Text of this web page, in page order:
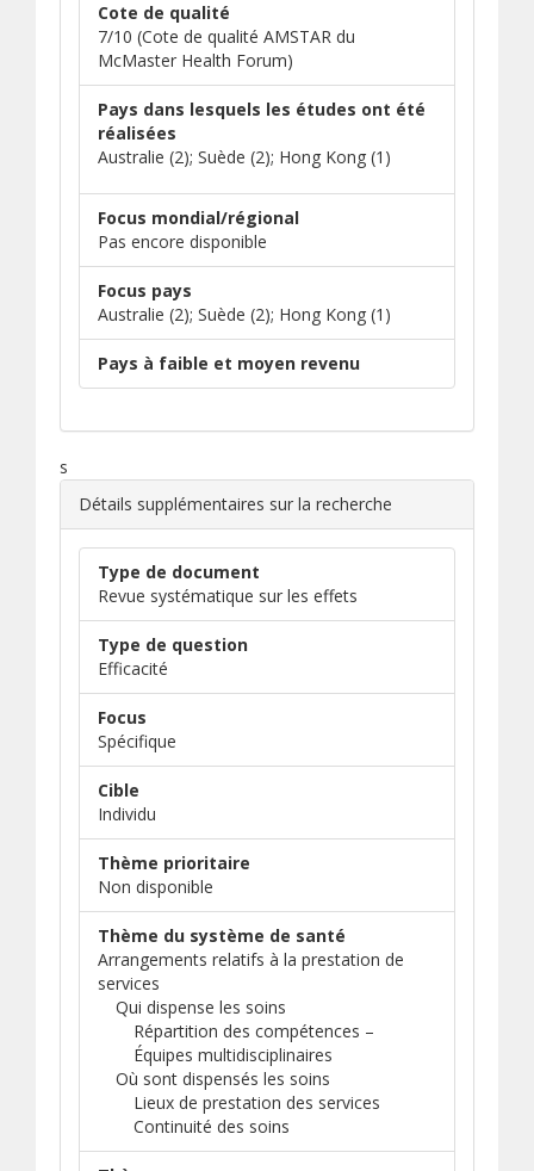
Cote de qualité
7/10 (Cote de qualité AMSTAR du
McMaster Health Forum)
Pays dans lesquels les études ont été
réalisées
Australie (2); Suède (2); Hong Kong (1)
Focus mondial/régional
Pas encore disponible
Focus pays
Australie (2); Suède (2); Hong Kong (1)
Pays à faible et moyen revenu
s
Détails supplémentaires sur la recherche
Type de document
Revue systématique sur les effets
Type de question
Efficacité
Focus
Spécifique
Cible
Individu
Thème prioritaire
Non disponible
Thème du système de santé
Arrangements relatifs à la prestation de
services
Qui dispense les soins
Répartition des compétences –
Équipes multidisciplinaires
Où sont dispensés les soins
Lieux de prestation des services
Continuité des soins